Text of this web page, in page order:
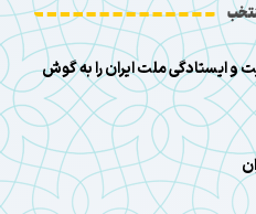
و ایستادگی ملت ایران را به گوش